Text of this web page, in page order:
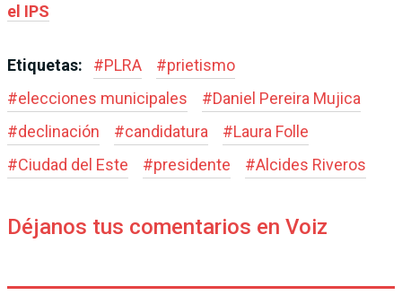
el IPS
Etiquetas: #PLRA #prietismo
#elecciones municipales #Daniel Pereira Mujica
#declinación #candidatura #Laura Folle
#Ciudad del Este #presidente #Alcides Riveros
Déjanos tus comentarios en Voiz